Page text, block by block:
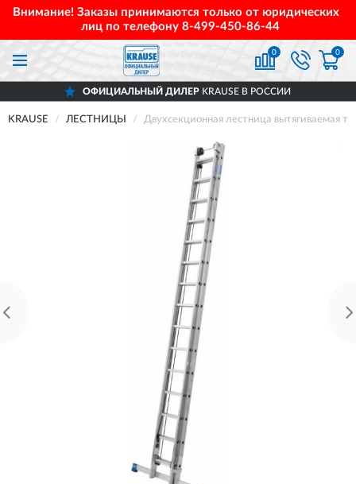
Внимание! Заказы принимаются только от юридических
лиц по телефону 8-499-450-86-44
0 0
ОФИЦИАЛЬНЫЙ ДИЛЕРKRAUSE В РОССИИ
KRAUSE ЛЕСТНИЦЫ Двухсекционная лестница вытягиваемая